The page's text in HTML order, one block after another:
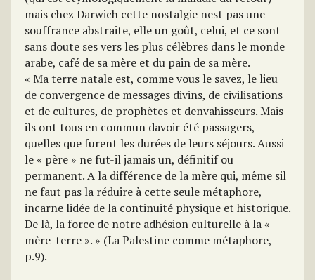
mais chez Darwich cette nostalgie nest pas une
souffrance abstraite, elle un goût, celui, et ce sont
sans doute ses vers les plus célèbres dans le monde
arabe, café de sa mère et du pain de sa mère.
« Ma terre natale est, comme vous le savez, le lieu
de convergence de messages divins, de civilisations
et de cultures, de prophètes et denvahisseurs. Mais
ils ont tous en commun davoir été passagers,
quelles que furent les durées de leurs séjours. Aussi
le « père » ne fut-il jamais un, définitif ou
permanent. A la différence de la mère qui, même sil
ne faut pas la réduire à cette seule métaphore,
incarne lidée de la continuité physique et historique.
De là, la force de notre adhésion culturelle à la «
mère-terre ». » (La Palestine comme métaphore,
p.9).